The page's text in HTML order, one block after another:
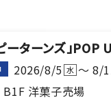
ーターンズ」POP
2026/8/5 水 ～ 8/
B1F 洋菓子売場